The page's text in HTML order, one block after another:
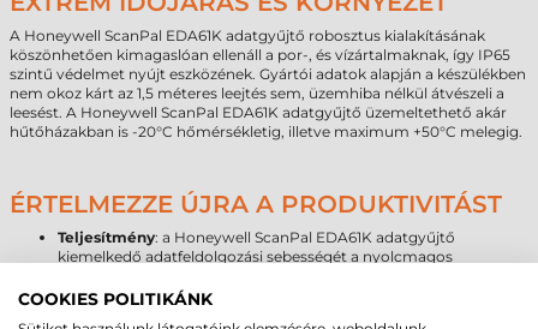
A Honeywell ScanPal EDA61K adatgyűjtő robosztus kialakításának
köszönhetően kimagaslóan ellenáll a por-, és vízártalmaknak, így IP65
szintű védelmet nyújt eszközének. Gyártói adatok alapján a készülékben
nem okoz kárt az 1,5 méteres leejtés sem, üzemhiba nélkül átvészeli a
leesést. A Honeywell ScanPal EDA61K adatgyűjtő üzemeltethető akár
hűtőházakban is -20°C hőmérsékletig, illetve maximum +50°C melegig.
ÉRTELMEZZE ÚJRA A PRODUKTIVITÁST
Teljesítmény: a Honeywell ScanPal EDA61K adatgyűjtő
kiemelkedő adatfeldolgozási sebességét a nyolcmagos
RAM és 32 GB Flash memória található, amely opcionálisan
COOKIES POLITIKÁNK